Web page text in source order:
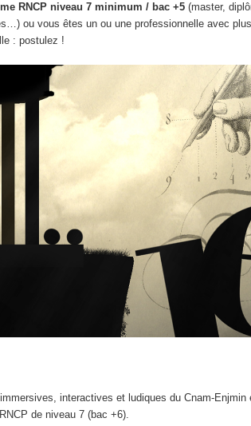
RNCP niveau 7 minimum / bac +5 (master,
ou vous êtes un ou une professionnelle avec
: postulez !
interactives et ludiques du Cnam-
de niveau 7 (bac +6).